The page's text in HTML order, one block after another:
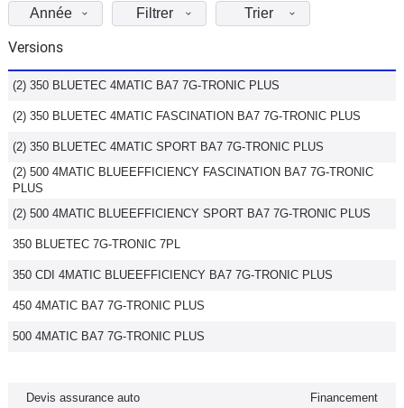
Electriques
Utilitaires
Flottes
Auto
Services
Moto
Marques
Année Filtrer Trier
Versions
(2) 350 BLUETEC 4MATIC BA7 7G-TRONIC PLUS
(2) 350 BLUETEC 4MATIC FASCINATION BA7 7G-TRONIC PLUS
(2) 350 BLUETEC 4MATIC SPORT BA7 7G-TRONIC PLUS
(2) 500 4MATIC BLUEEFFICIENCY FASCINATION BA7 7G-TRONIC
PLUS
(2) 500 4MATIC BLUEEFFICIENCY SPORT BA7 7G-TRONIC PLUS
350 BLUETEC 7G-TRONIC 7PL
350 CDI 4MATIC BLUEEFFICIENCY BA7 7G-TRONIC PLUS
450 4MATIC BA7 7G-TRONIC PLUS
500 4MATIC BA7 7G-TRONIC PLUS
Devis assurance auto Financement